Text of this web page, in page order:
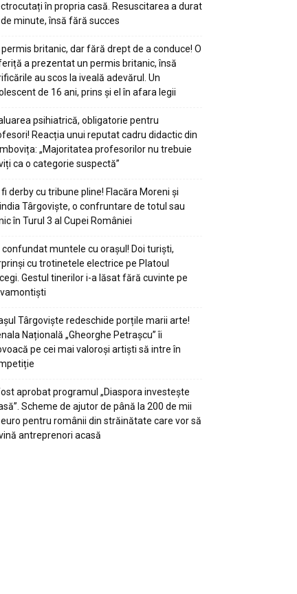
în propria casă. Resuscitarea a durat
minute, însă fără succes
permis britanic, dar fără drept de a conduce! O
a prezentat un permis britanic, însă
au scos la iveală adevărul. Un
de 16 ani, prins și el în afara legii
psihiatrică, obligatorie pentru
Reacția unui reputat cadru didactic din
„Majoritatea profesorilor nu trebuie
ca o categorie suspectă”
fi derby cu tribune pline! Flacăra Moreni și
Târgoviște, o confruntare de totul sau
în Turul 3 al Cupei României
confundat muntele cu orașul! Doi turiști,
cu trotinetele electrice pe Platoul
Gestul tinerilor i-a lăsat fără cuvinte pe
Târgoviște redeschide porțile marii arte!
Națională „Gheorghe Petrașcu” îi
pe cei mai valoroși artiști să intre în
aprobat programul „Diaspora investește
Scheme de ajutor de până la 200 de mii
pentru românii din străinătate care vor să
antreprenori acasă